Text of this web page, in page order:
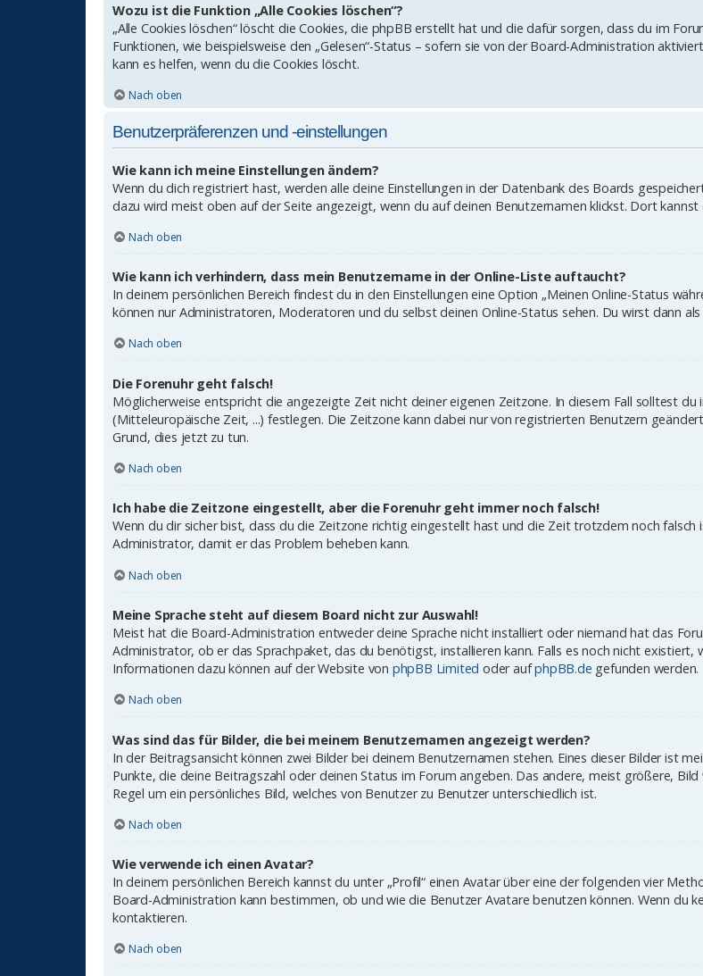
Wozu ist die Funktion „Alle Cookies löschen“?
„Alle Cookies löschen“ löscht die Cookies, die phpBB erstellt hat und die dafür sorgen, dass du im
Funktionen, wie beispielsweise den „Gelesen“-Status – sofern sie von der Board-Administration
kann es helfen, wenn du die Cookies löscht.
Nach oben
Benutzerpräferenzen und -einstellungen
Wie kann ich meine Einstellungen ändern?
Wenn du dich registriert hast, werden alle deine Einstellungen in der Datenbank des Boards
dazu wird meist oben auf der Seite angezeigt, wenn du auf deinen Benutzernamen klickst. Dort kannst
Nach oben
Wie kann ich verhindern, dass mein Benutzername in der Online-Liste auftaucht?
In deinem persönlichen Bereich findest du in den Einstellungen eine Option „Meinen Online-Status
können nur Administratoren, Moderatoren und du selbst deinen Online-Status sehen. Du wirst dann
Nach oben
Die Forenuhr geht falsch!
Möglicherweise entspricht die angezeigte Zeit nicht deiner eigenen Zeitzone. In diesem Fall solltest du
(Mitteleuropäische Zeit, ...) festlegen. Die Zeitzone kann dabei nur von registrierten Benutzern
Grund, dies jetzt zu tun.
Nach oben
Ich habe die Zeitzone eingestellt, aber die Forenuhr geht immer noch falsch!
Wenn du dir sicher bist, dass du die Zeitzone richtig eingestellt hast und die Zeit trotzdem noch falsch
Administrator, damit er das Problem beheben kann.
Nach oben
Meine Sprache steht auf diesem Board nicht zur Auswahl!
Meist hat die Board-Administration entweder deine Sprache nicht installiert oder niemand hat das
Administrator, ob er das Sprachpaket, das du benötigst, installieren kann. Falls es noch nicht
Informationen dazu können auf der Website von phpBB Limited oder aufphpBB.de gefunden werden.
Nach oben
Was sind das für Bilder, die bei meinem Benutzernamen angezeigt werden?
In der Beitragsansicht können zwei Bilder bei deinem Benutzernamen stehen. Eines dieser Bilder ist
Punkte, die deine Beitragszahl oder deinen Status im Forum angeben. Das andere, meist größere,
Regel um ein persönliches Bild, welches von Benutzer zu Benutzer unterschiedlich ist.
Nach oben
Wie verwende ich einen Avatar?
In deinem persönlichen Bereich kannst du unter „Profil“ einen Avatar über eine der folgenden vier
Board-Administration kann bestimmen, ob und wie die Benutzer Avatare benutzen können. Wenn du
kontaktieren.
Nach oben